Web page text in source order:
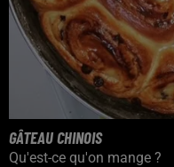
GÂTEAU CHINOIS
Qu'est-ce qu'on mange ?